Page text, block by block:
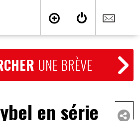
UNE BRÈVE
en série